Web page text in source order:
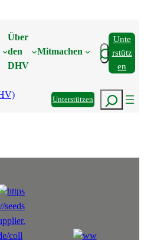
Über
den
DHV
Mitmachen Suchen
Unte
Rstütz
En
UnterstützenSuchen